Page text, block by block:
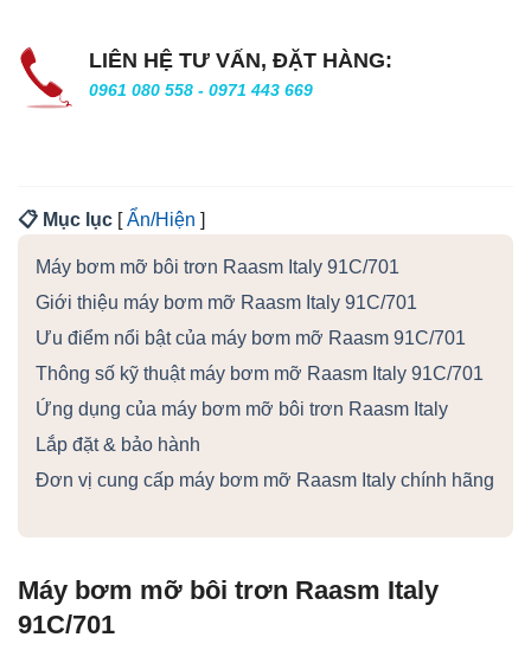
LIÊN HỆ TƯ VẤN, ĐẶT HÀNG:
0961 080 558 - 0971 443 669
📋 Mục lục [Ẩn/Hiện ]
Máy bơm mỡ bôi trơn Raasm Italy 91C/701
Giới thiệu máy bơm mỡ Raasm Italy 91C/701
Ưu điểm nổi bật của máy bơm mỡ Raasm 91C/701
Thông số kỹ thuật máy bơm mỡ Raasm Italy 91C/701
Ứng dụng của máy bơm mỡ bôi trơn Raasm Italy
Lắp đặt & bảo hành
Đơn vị cung cấp máy bơm mỡ Raasm Italy chính hãng
Máy bơm mỡ bôi trơn Raasm Italy
91C/701